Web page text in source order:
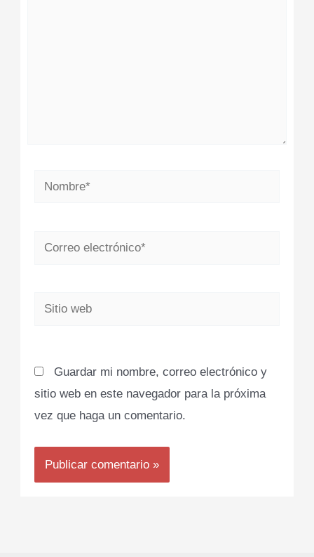
Nombre*
Correo
Sitio
Guardar mi nombre, correo electrónico y
sitio web en este navegador para la próxima
vez que haga un comentario.